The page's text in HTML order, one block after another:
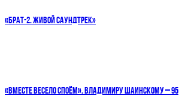
«БРАТ-2. ЖИВОЙ САУНДТРЕК»
«ВМЕСТЕ ВЕСЕЛО СПОЁМ». ВЛАДИМИРУ ШАИНСКОМУ – 95